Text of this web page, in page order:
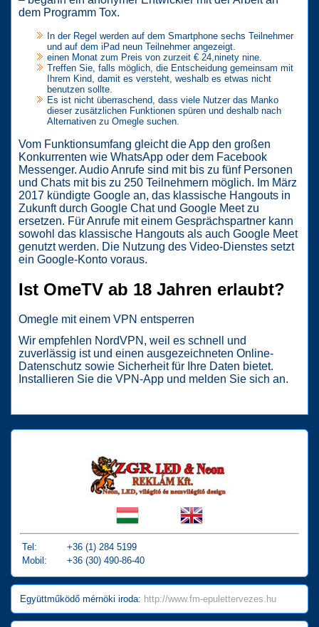
dem Programm Tox.
In der Regel werden auf dem Smartphone sechs Teilnehmer
und auf dem iPad neun Teilnehmer angezeigt.
einen Monat zum Preis von zurzeit € 24,ninety nine.
Treffen Sie, falls möglich, die Entscheidung gemeinsam mit
Ihrem Kind, damit es versteht, weshalb es etwas nicht
benutzen sollte.
Es ist nicht überraschend, dass viele Nutzer das Manko
dieser zusätzlichen Funktionen spüren und deshalb nach
Alternativen zu Omegle suchen.
Vom Funktionsumfang gleicht die App den großen
Konkurrenten wie WhatsApp oder dem Facebook
Messenger. Audio Anrufe sind mit bis zu fünf Personen
und Chats mit bis zu 250 Teilnehmern möglich. Im März
2017 kündigte Google an, das klassische Hangouts in
Zukunft durch Google Chat und Google Meet zu
ersetzen. Für Anrufe mit einem Gesprächspartner kann
sowohl das klassische Hangouts als auch Google Meet
genutzt werden. Die Nutzung des Video-Dienstes setzt
ein Google-Konto voraus.
Ist OmeTV ab 18 Jahren erlaubt?
Omegle mit einem VPN entsperren
Wir empfehlen NordVPN, weil es schnell und
zuverlässig ist und einen ausgezeichneten Online-
Datenschutz sowie Sicherheit für Ihre Daten bietet.
Installieren Sie die VPN-App und melden Sie sich an.
Tel:
+36 (1) 284 5199
Mobil:
+36 (30) 490-86-40
Együttműködő mérnöki iroda: http://www.fm-epulettervezes.hu